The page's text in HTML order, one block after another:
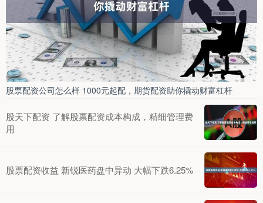
股票配资公司怎么样 1000元起配，期货配资助你撬动财富杠杆
股天下配资 了解股票配资成本构成，精细管理费
用
股票配资收益 新锐医药盘中异动 大幅下跌6.25%